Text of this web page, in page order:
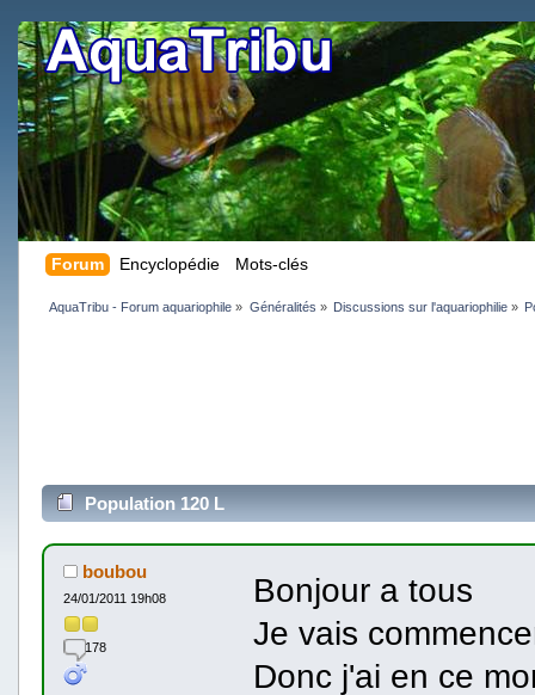
Forum Encyclopédie Mots-clés
AquaTribu - Forum aquariophile » Généralités » Discussions sur l'aquariophilie»
Population 120 L
boubou
24/01/2011 19h08
178
Bonjour a tous
Je vais
Donc j'ai en ce